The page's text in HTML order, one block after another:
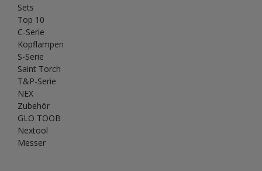
Sets
Top 10
C-Serie
Kopflampen
S-Serie
Saint Torch
T&P-Serie
NEX
Zubehör
GLO TOOB
Nextool
Messer